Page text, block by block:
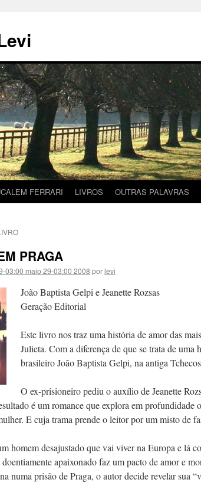
FERRARI LIVROS OUTRAS PALAVRAS
PRAGA
03:00 maio 29-03:00 2008 porlevi
João Baptista Gelpi e Jeanette Rozsas
Geração Editorial
Este livro nos traz uma história de amor das
Julieta. Com a diferença de que se trata de
brasileiro João Baptista Gelpi, na antiga
O ex-prisioneiro pediu o auxílio de Jeanette
é um romance que explora em profundidade
E cuja trama prende o leitor por um misto de
homem desajustado que vai viver na Europa e lá
doentiamente apaixonado faz um pacto de amor e
numa prisão de Praga, o autor decide revelar sua